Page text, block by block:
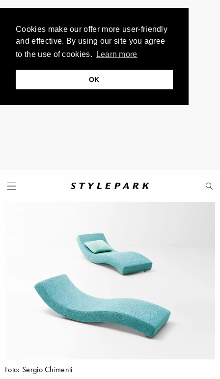
Cookies make our offer more user-friendly
and effective. By using our site you agree
to the use of cookies.
Learn more
OK
Foto: Sergio Chimenti